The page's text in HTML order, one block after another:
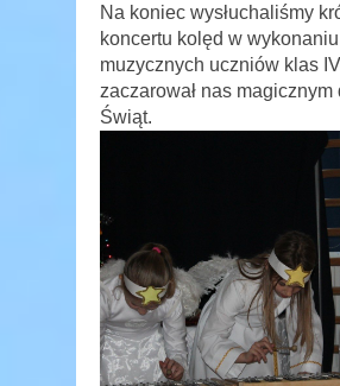
Na koniec wysłuchaliśmy
koncertu kolęd w
muzycznych uczniów klas
zaczarował nas magicznym
Świąt.